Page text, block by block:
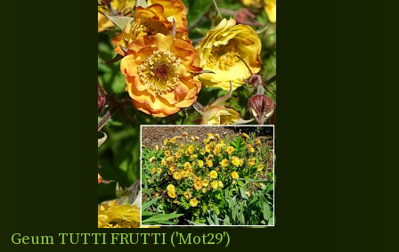
Geum TUTTI FRUTTI ('Mot29')